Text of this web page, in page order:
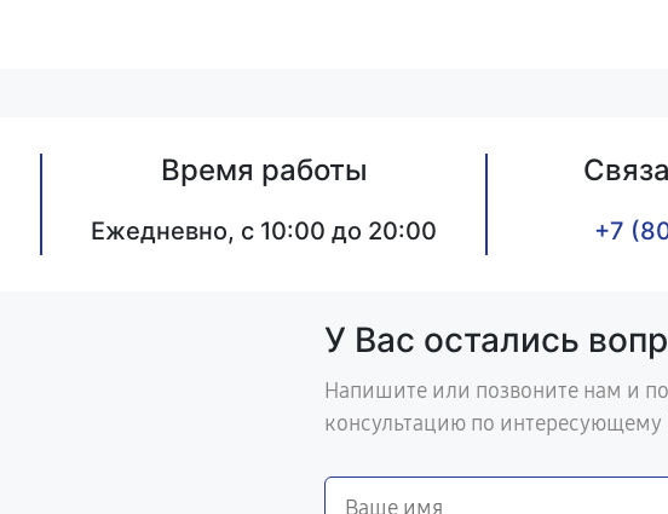
Время работы
Ежедневно, с 10:00 до 20:00 +7
У Вас остались
Напишите или позвоните нам и
консультацию по интересующему